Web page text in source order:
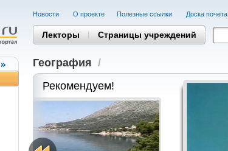
Новости О проекте Полезные cсылки Доска почета
Лекторы Страницы учреждений
География /
Рекомендуем!